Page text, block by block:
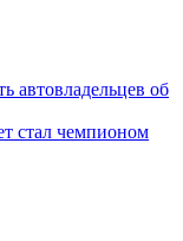
автовладельцев об
стал чемпионом